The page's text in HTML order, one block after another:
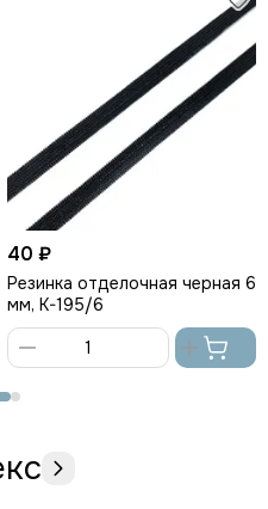
40 ₽
Резинка отделочная черная 6
мм, K-195/6